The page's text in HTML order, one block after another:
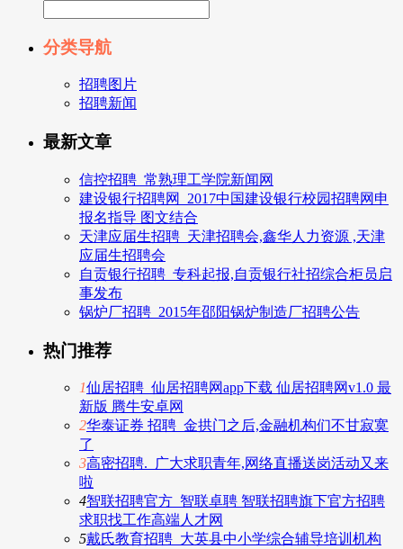
分类导航
招聘图片
招聘新闻
最新文章
信控招聘_常熟理工学院新闻网
建设银行招聘网_2017中国建设银行校园招聘网申
报名指导 图文结合
天津应届生招聘_天津招聘会,鑫华人力资源 ,天津
应届生招聘会
自贡银行招聘_专科起报,自贡银行社招综合柜员启
事发布
锅炉厂招聘_2015年邵阳锅炉制造厂招聘公告
热门推荐
1仙居招聘_仙居招聘网app下载 仙居招聘网v1.0 最
新版 腾牛安卓网
2华泰证券 招聘_金拱门之后,金融机构们不甘寂寞
了
3高密招聘._广大求职青年,网络直播送岗活动又来
啦
4智联招聘官方_智联卓聘 智联招聘旗下官方招聘
求职找工作高端人才网
5戴氏教育招聘_大英县中小学综合辅导培训机构